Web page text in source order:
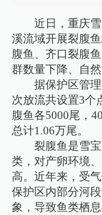
近日，重庆
溪流域开展裂腹
腹鱼、齐口裂腹
群数量下降、自
据保护区管
次放流共设置3个
腹鱼各5000尾，
总计1.06万尾。
裂腹鱼是雪
类，对产卵环境
高。近年来，受
保护区内部分河
象，导致鱼类栖